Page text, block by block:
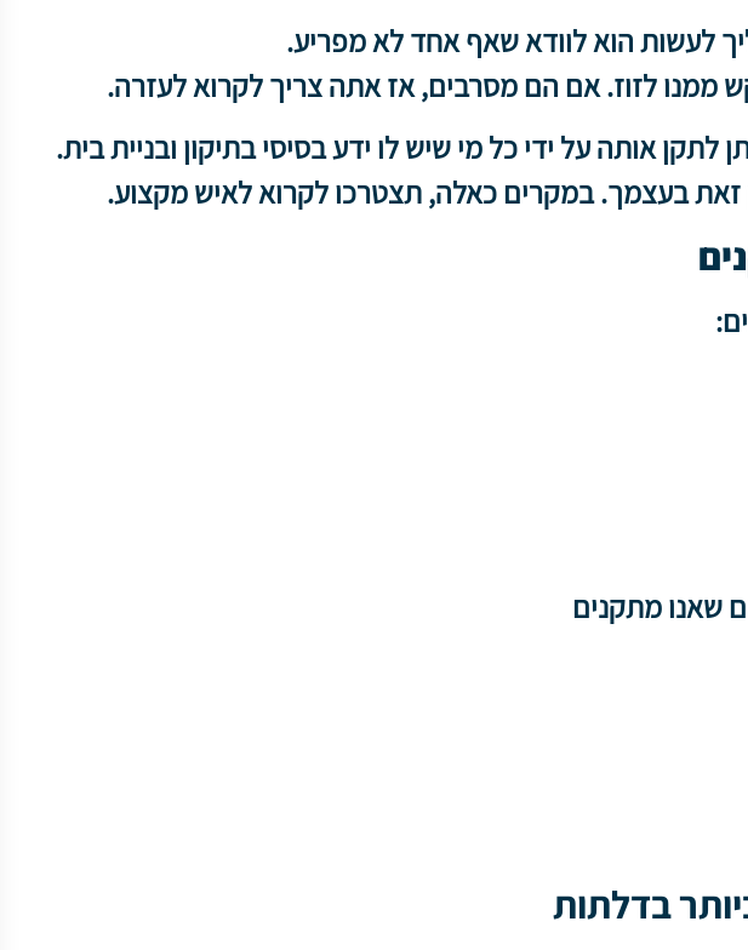
לעשות הוא לוודא שאף אחד לא מפריע.
ממנו לזוז. אם הם מסרבים, אז אתה צריך לקרוא לעזרה.
אותה על ידי כל מי שיש לו ידע בסיסי בתיקון ובניית בית.
זאת בעצמך. במקרים כאלה, תצטרכו לקרוא לאיש מקצוע.
שאנו מתקנים
בדלתות